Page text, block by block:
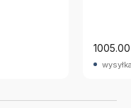
1005.00